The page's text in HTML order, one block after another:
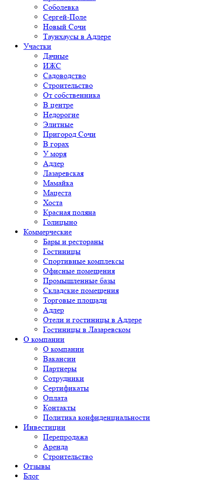
Соболевка
Сергей-Поле
Новый Сочи
Таунхаусы в Адлере
Участки
Дачные
ИЖС
Садоводство
Строительство
От собственника
В центре
Недорогие
Элитные
Пригород Сочи
В горах
У моря
Адлер
Лазаревская
Мамайка
Мацеста
Хоста
Красная поляна
Голицыно
Коммерческие
Бары и рестораны
Гостиницы
Спортивные комплексы
Офисные помещения
Промышленные базы
Складские помещения
Торговые площади
Адлер
Отели и гостиницы в Адлере
Гостиницы в Лазаревском
О компании
О компании
Вакансии
Партнеры
Сотрудники
Сертификаты
Оплата
Контакты
Политика конфиденциальности
Инвестиции
Перепродажа
Аренда
Строительство
Отзывы
Блог